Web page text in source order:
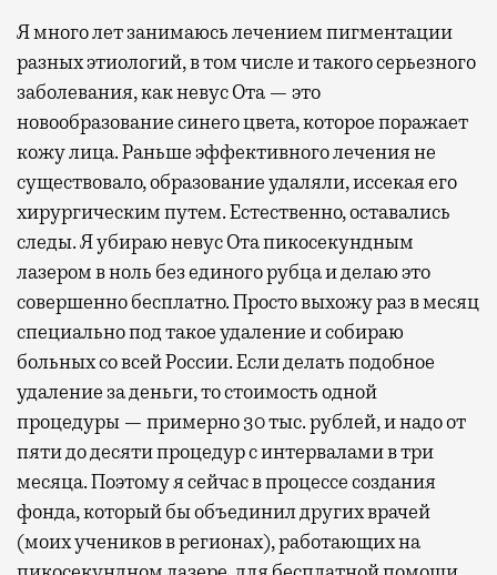
Я много лет занимаюсь лечением пигментации
разных этиологий, в том числе и такого серьезного
заболевания, как невус Ота — это
новообразование синего цвета, которое поражает
кожу лица. Раньше эффективного лечения не
существовало, образование удаляли, иссекая его
хирургическим путем. Естественно, оставались
следы. Я убираю невус Ота пикосекундным
лазером в ноль без единого рубца и делаю это
совершенно бесплатно. Просто выхожу раз в месяц
специально под такое удаление и собираю
больных со всей России. Если делать подобное
удаление за деньги, то стоимость одной
процедуры — примерно 30 тыс. рублей, и надо от
пяти до десяти процедур с интервалами в три
месяца. Поэтому я сейчас в процессе создания
фонда, который бы объединил других врачей
(моих учеников в регионах), работающих на